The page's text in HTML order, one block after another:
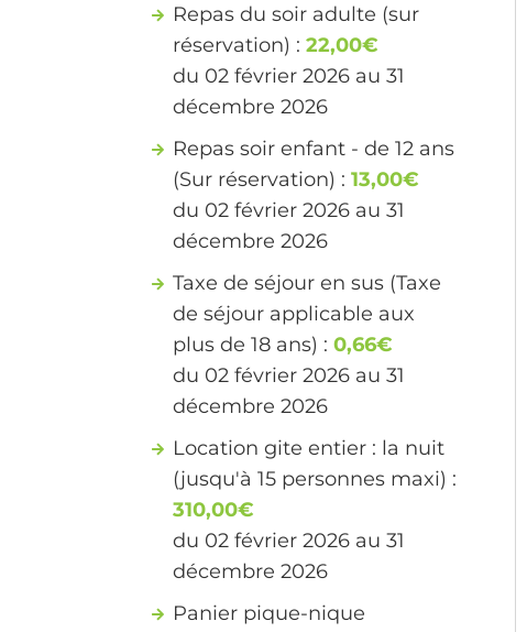
Repas du soir adulte (sur
réservation) :22,00€
du 02 février 2026 au 31
décembre 2026
Repas soir enfant - de 12 ans
(Sur réservation) :13,00€
du 02 février 2026 au 31
décembre 2026
Taxe de séjour en sus (Taxe
de séjour applicable aux
plus de 18 ans) :0,66€
du 02 février 2026 au 31
décembre 2026
Location gite entier : la nuit
(jusqu'à 15 personnes maxi) :
310,00€
du 02 février 2026 au 31
décembre 2026
Panier pique-nique